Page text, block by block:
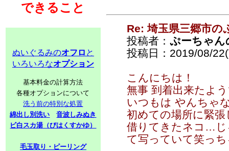
できること
ぬいぐるみのオフロ と
いろいろなオプション
基本料金の計算方法
各種オプションについて
洗う前の特別な処置
綿出し別洗い
音波しみぬき
ビ白スカ湯（びはくすかゆ）
毛玉取り・ピーリング
Re: 埼玉県三郷市の
投稿者： ぷーちゃん
投稿日：2019/08/
こんにちは！
無事 到着出来たよ
いつもは やんちゃ
初めての場所に緊
借りてきたネコ…じ
て写っていて笑っ